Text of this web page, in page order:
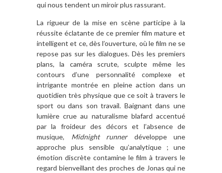
qui nous tendent un miroir plus rassurant.
La rigueur de la mise en scène participe à la
réussite éclatante de ce premier film mature et
intelligent et ce, dès l’ouverture, où le film ne se
repose pas sur les dialogues. Dès les premiers
plans, la caméra scrute, sculpte même les
contours d’une personnalité complexe et
intrigante montrée en pleine action dans un
quotidien très physique que ce soit à travers le
sport ou dans son travail. Baignant dans une
lumière crue au naturalisme blafard accentué
par la froideur des décors et l’absence de
musique, Midnight runnerdéveloppe une
approche plus sensible qu’analytique ; une
émotion discrète contamine le film à travers le
regard bienveillant des proches de Jonas qui ne